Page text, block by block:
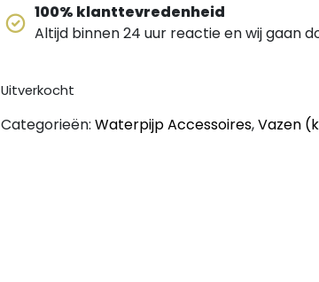
100% klanttevredenheid
Altijd binnen 24 uur reactie en wij gaan
Uitverkocht
Categorieën:Waterpijp Accessoires,Vazen